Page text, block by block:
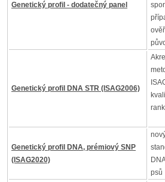
Genetický profil - dodatečný panel
Genetický profil DNA STR (ISAG2006)
Genetický profil DNA, prémiový SNP
(ISAG2020)
psů